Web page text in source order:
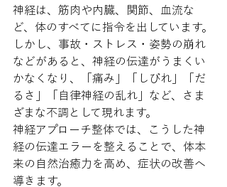
神経は、筋肉や内臓、関節、血流な
ど、体のすべてに指令を出しています。
しかし、事故・ストレス・姿勢の崩れ
などがあると、神経の伝達がうまくい
かなくなり、「痛み」「しびれ」「だ
るさ」「自律神経の乱れ」など、さま
ざまな不調として現れます。
神経アプローチ整体では、こうした神
経の伝達エラーを整えることで、体本
来の自然治癒力を高め、症状の改善へ
導きます。